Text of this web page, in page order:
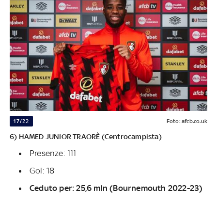
17/22 Foto: afcb.co.uk
6) HAMED JUNIOR TRAORÈ (Centrocampista)
Presenze: 111
Gol: 18
Ceduto per: 25,6 mln (Bournemouth 2022-23)